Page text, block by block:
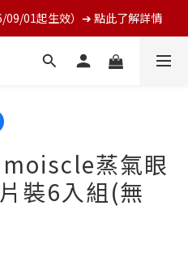
09/01起生效）➔ 點此了解詳情
moiscle蒸氣眼
裝6入組(無